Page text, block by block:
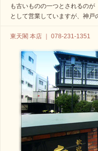
も古いものの一つとされるの
として営業していますが、神戸
東天閣 本店 ｜ 078-231-1351